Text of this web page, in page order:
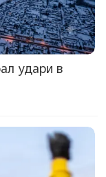
удари в